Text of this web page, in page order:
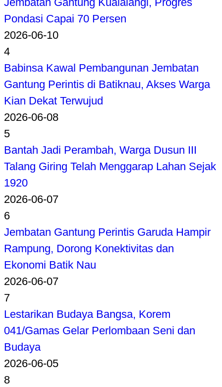
Pondasi Capai 70 Persen
2026-06-10
4
Babinsa Kawal Pembangunan Jembatan
Gantung Perintis di Batiknau, Akses Warga
Kian Dekat Terwujud
2026-06-08
5
Bantah Jadi Perambah, Warga Dusun III
Talang Giring Telah Menggarap Lahan Sejak
1920
2026-06-07
6
Jembatan Gantung Perintis Garuda Hampir
Rampung, Dorong Konektivitas dan
Ekonomi Batik Nau
2026-06-07
7
Lestarikan Budaya Bangsa, Korem
041/Gamas Gelar Perlombaan Seni dan
Budaya
2026-06-05
8